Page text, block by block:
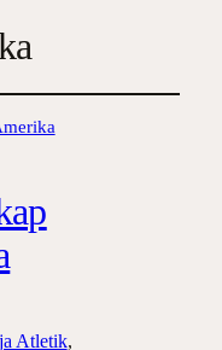
Atletik